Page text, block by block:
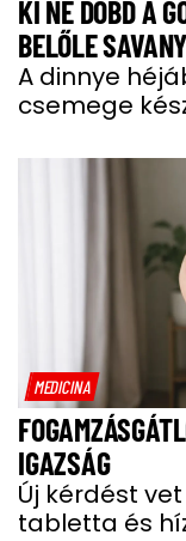
KI NE DOBD A
BELŐLE
A dinnye
csemege
MEDICINA
IGAZSÁG
Új kérdést
tabletta és